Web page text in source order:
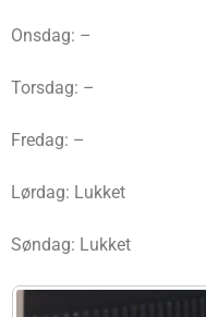
Onsdag: –
Torsdag: –
Fredag: –
Lørdag: Lukket
Søndag: Lukket